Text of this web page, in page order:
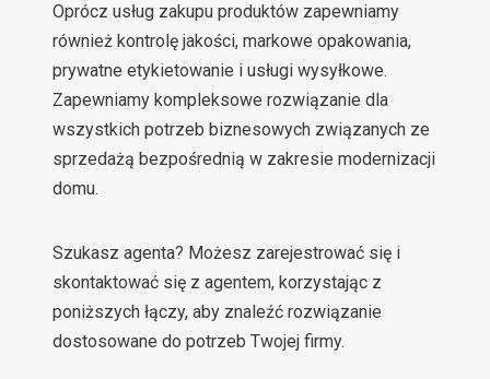
Oprócz usług zakupu produktów zapewniamy
również kontrolę jakości, markowe opakowania,
prywatne etykietowanie i usługi wysyłkowe.
Zapewniamy kompleksowe rozwiązanie dla
wszystkich potrzeb biznesowych związanych ze
sprzedażą bezpośrednią w zakresie modernizacji
domu.
Szukasz agenta? Możesz zarejestrować się i
skontaktować się z agentem, korzystając z
poniższych łączy, aby znaleźć rozwiązanie
dostosowane do potrzeb Twojej firmy.